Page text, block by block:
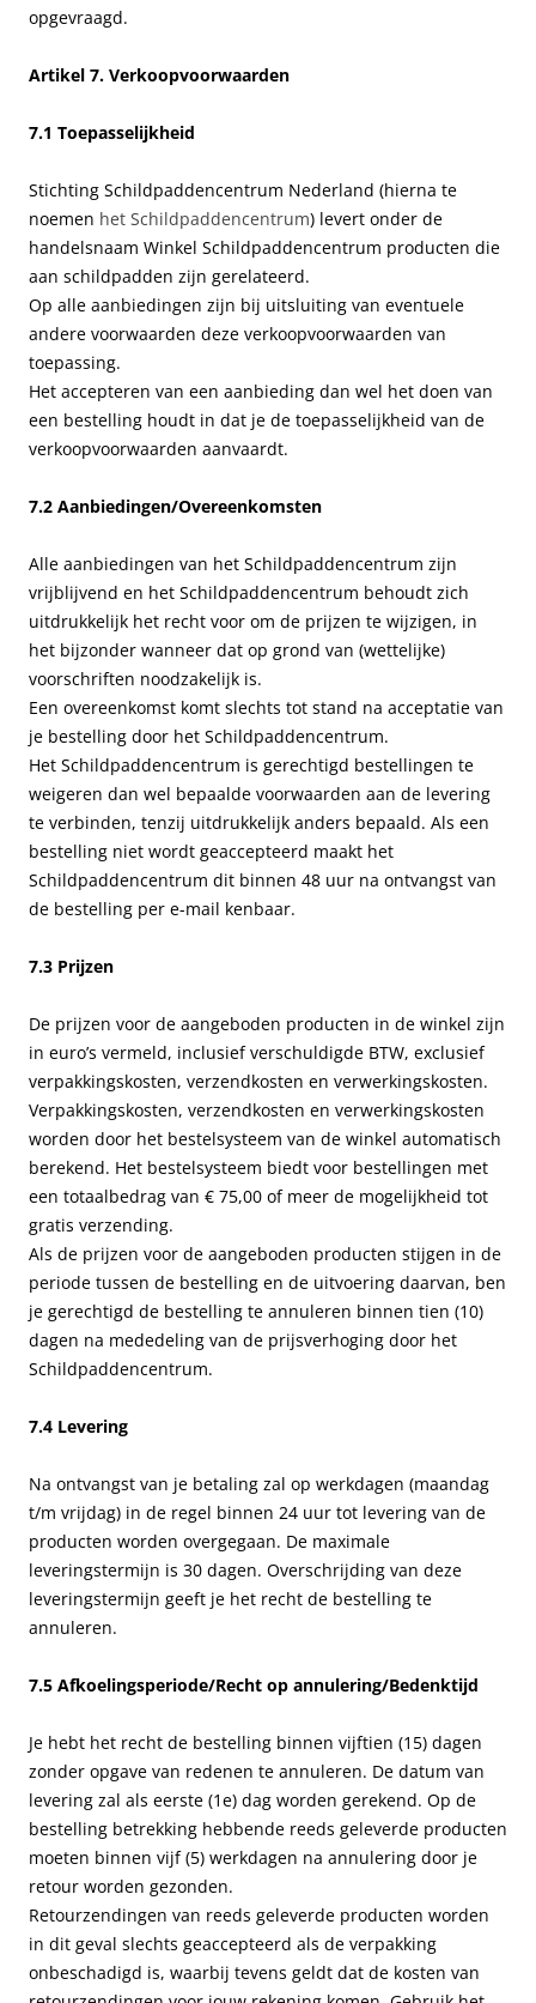
opgevraagd.
Artikel 7. Verkoopvoorwaarden
7.1 Toepasselijkheid
Stichting Schildpaddencentrum Nederland (hierna te
noemen het Schildpaddencentrum) levert onder de
handelsnaam Winkel Schildpaddencentrum producten die
aan schildpadden zijn gerelateerd.
Op alle aanbiedingen zijn bij uitsluiting van eventuele
andere voorwaarden deze verkoopvoorwaarden van
toepassing.
Het accepteren van een aanbieding dan wel het doen van
een bestelling houdt in dat je de toepasselijkheid van de
verkoopvoorwaarden aanvaardt.
7.2 Aanbiedingen/Overeenkomsten
Alle aanbiedingen van het Schildpaddencentrum zijn
vrijblijvend en het Schildpaddencentrum behoudt zich
uitdrukkelijk het recht voor om de prijzen te wijzigen, in
het bijzonder wanneer dat op grond van (wettelijke)
voorschriften noodzakelijk is.
Een overeenkomst komt slechts tot stand na acceptatie van
je bestelling door het Schildpaddencentrum.
Het Schildpaddencentrum is gerechtigd bestellingen te
weigeren dan wel bepaalde voorwaarden aan de levering
te verbinden, tenzij uitdrukkelijk anders bepaald. Als een
bestelling niet wordt geaccepteerd maakt het
Schildpaddencentrum dit binnen 48 uur na ontvangst van
de bestelling per e-mail kenbaar.
7.3 Prijzen
De prijzen voor de aangeboden producten in de winkel zijn
in euro’s vermeld, inclusief verschuldigde BTW, exclusief
verpakkingskosten, verzendkosten en verwerkingskosten.
Verpakkingskosten, verzendkosten en verwerkingskosten
worden door het bestelsysteem van de winkel automatisch
berekend. Het bestelsysteem biedt voor bestellingen met
een totaalbedrag van € 75,00 of meer de mogelijkheid tot
gratis verzending.
Als de prijzen voor de aangeboden producten stijgen in de
periode tussen de bestelling en de uitvoering daarvan, ben
je gerechtigd de bestelling te annuleren binnen tien (10)
dagen na mededeling van de prijsverhoging door het
Schildpaddencentrum.
7.4 Levering
Na ontvangst van je betaling zal op werkdagen (maandag
t/m vrijdag) in de regel binnen 24 uur tot levering van de
producten worden overgegaan. De maximale
leveringstermijn is 30 dagen. Overschrijding van deze
leveringstermijn geeft je het recht de bestelling te
annuleren.
7.5 Afkoelingsperiode/Recht op annulering/Bedenktijd
Je hebt het recht de bestelling binnen vijftien (15) dagen
zonder opgave van redenen te annuleren. De datum van
levering zal als eerste (1e) dag worden gerekend. Op de
bestelling betrekking hebbende reeds geleverde producten
moeten binnen vijf (5) werkdagen na annulering door je
retour worden gezonden.
Retourzendingen van reeds geleverde producten worden
in dit geval slechts geaccepteerd als de verpakking
onbeschadigd is, waarbij tevens geldt dat de kosten van